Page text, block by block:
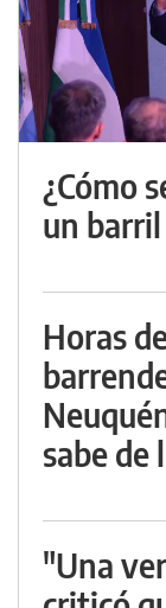
¿Cómo
un
Horas
sabe de
"Una